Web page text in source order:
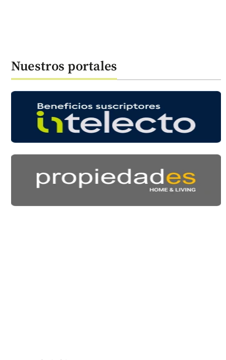
Nuestros portales